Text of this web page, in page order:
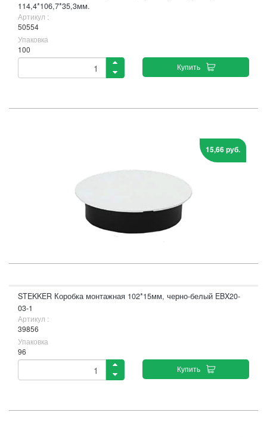
114,4*106,7*35,3мм.
Артикул :
50554
Упаковка
100
Купить
15,66 руб.
STEKKER Коробка монтажная 102*15мм, черно-белый EBX20-
03-1
Артикул :
39856
Упаковка
96
Купить